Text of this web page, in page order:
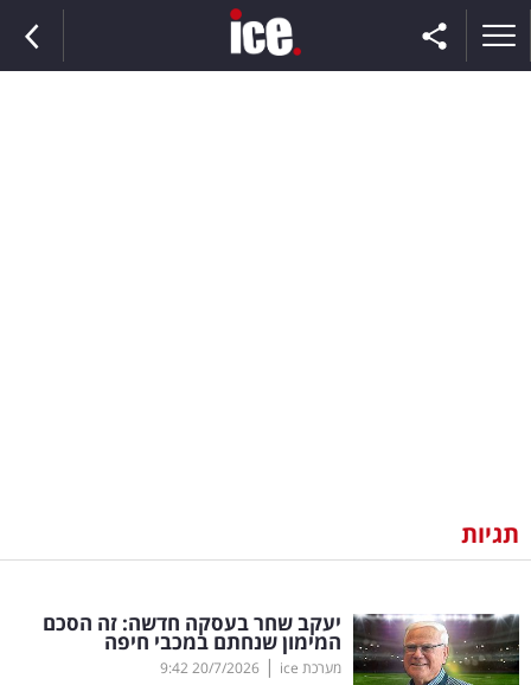
וצרכנות
דיגיטל
וטק
תגיות
יעקב שחר בעסקה חדשה: זה הסכם
המימון שנחתם במכבי חיפה
מערכת ice |
20/7/2026
9:42